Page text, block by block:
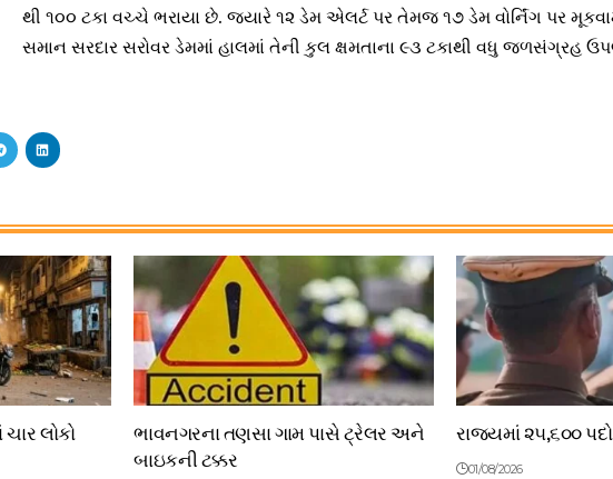
થી ૧૦૦ ટકા વચ્ચે ભરાયા છે. જ્યારે ૧૨ ડેમ એલર્ટ પર તેમજ ૧૭ ડેમ વોર્નિંગ પર
સમાન સરદાર સરોવર ડેમમાં હાલમાં તેની કુલ ક્ષમતાના ૯૩ ટકાથી વધુ જળસંગ્રહ
લોકો
ભાવનગરના તણસા ગામ પાસે ટ્રેલર અને
બાઇકની ટક્કર
રાજ્યમાં ૨૫,૬૦૦
01/08/2026